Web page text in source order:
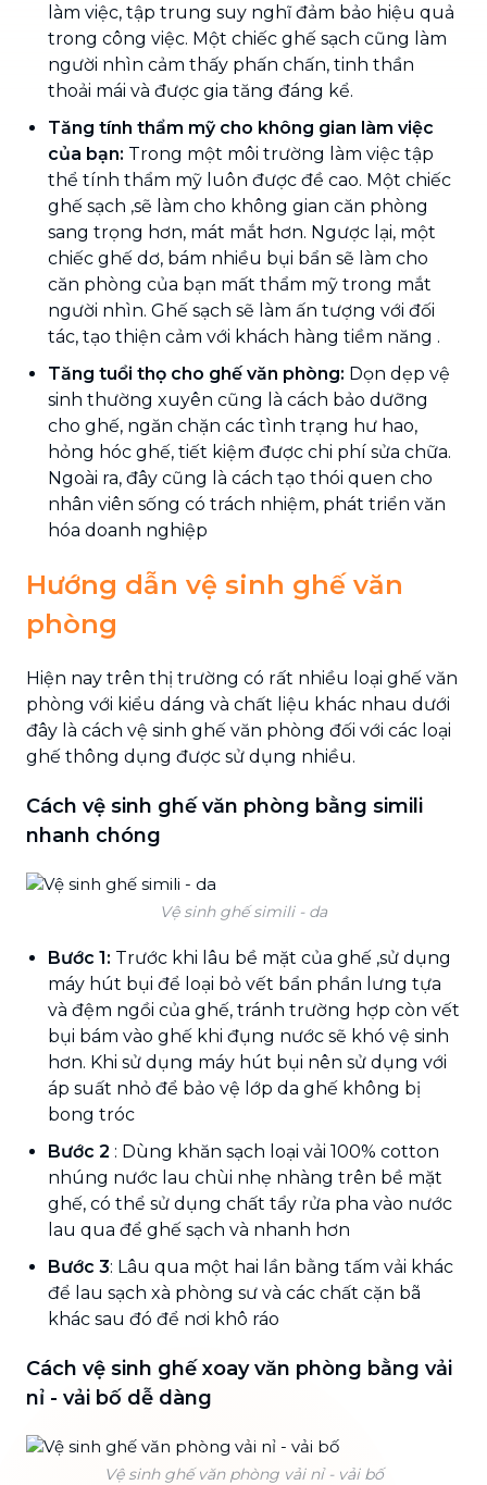
làm việc, tập trung suy nghĩ đảm bảo hiệu quả
trong công việc. Một chiếc ghế sạch cũng làm
người nhìn cảm thấy phấn chấn, tinh thần
thoải mái và được gia tăng đáng kể.
Tăng tính thẩm mỹ cho không gian làm việc
của bạn: Trong một môi trường làm việc tập
thể tính thẩm mỹ luôn được đề cao. Một chiếc
ghế sạch ,sẽ làm cho không gian căn phòng
sang trọng hơn, mát mắt hơn. Ngược lại, một
chiếc ghế dơ, bám nhiều bụi bẩn sẽ làm cho
căn phòng của bạn mất thẩm mỹ trong mắt
người nhìn. Ghế sạch sẽ làm ấn tượng với đối
tác, tạo thiện cảm với khách hàng tiềm năng .
Tăng tuổi thọ cho ghế văn phòng: Dọn dẹp vệ
sinh thường xuyên cũng là cách bảo dưỡng
cho ghế, ngăn chặn các tình trạng hư hao,
hỏng hóc ghế, tiết kiệm được chi phí sửa chữa.
Ngoài ra, đây cũng là cách tạo thói quen cho
nhân viên sống có trách nhiệm, phát triển văn
hóa doanh nghiệp
Hướng dẫn vệ sinh ghế văn
phòng
Hiện nay trên thị trường có rất nhiều loại ghế văn
phòng với kiểu dáng và chất liệu khác nhau dưới
đây là cách vệ sinh ghế văn phòng đối với các loại
ghế thông dụng được sử dụng nhiều.
Cách vệ sinh ghế văn phòng bằng simili
nhanh chóng
Vệ sinh ghế simili - da
Bước 1: Trước khi lâu bề mặt của ghế ,sử dụng
máy hút bụi để loại bỏ vết bẩn phần lưng tựa
và đệm ngồi của ghế, tránh trường hợp còn vết
bụi bám vào ghế khi đụng nước sẽ khó vệ sinh
hơn. Khi sử dụng máy hút bụi nên sử dụng với
áp suất nhỏ để bảo vệ lớp da ghế không bị
bong tróc
Bước 2 : Dùng khăn sạch loại vải 100% cotton
nhúng nước lau chùi nhẹ nhàng trên bề mặt
ghế, có thể sử dụng chất tẩy rửa pha vào nước
lau qua để ghế sạch và nhanh hơn
Bước 3: Lâu qua một hai lần bằng tấm vải khác
để lau sạch xà phòng sư và các chất cặn bã
khác sau đó để nơi khô ráo
Cách vệ sinh ghế xoay văn phòng bằng vải
nỉ - vải bố dễ dàng
Vệ sinh ghế văn phòng vải nỉ - vải bố